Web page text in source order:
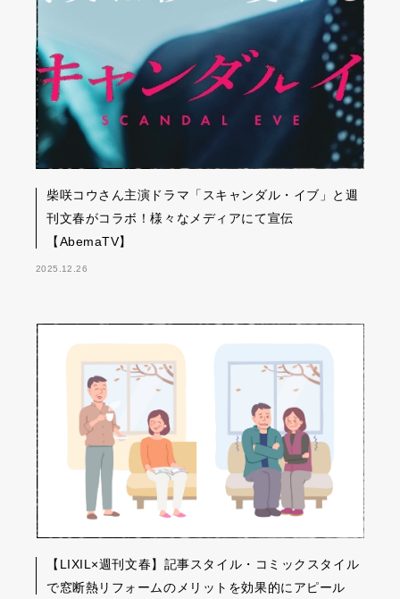
柴咲コウさん主演ドラマ「スキャンダル・イブ」と週
刊文春がコラボ！様々なメディアにて宣伝
【AbemaTV】
2025.12.26
【LIXIL×週刊文春】記事スタイル・コミックスタイル
で窓断熱リフォームのメリットを効果的にアピール